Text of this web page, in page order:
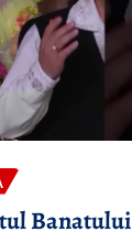
Banatului